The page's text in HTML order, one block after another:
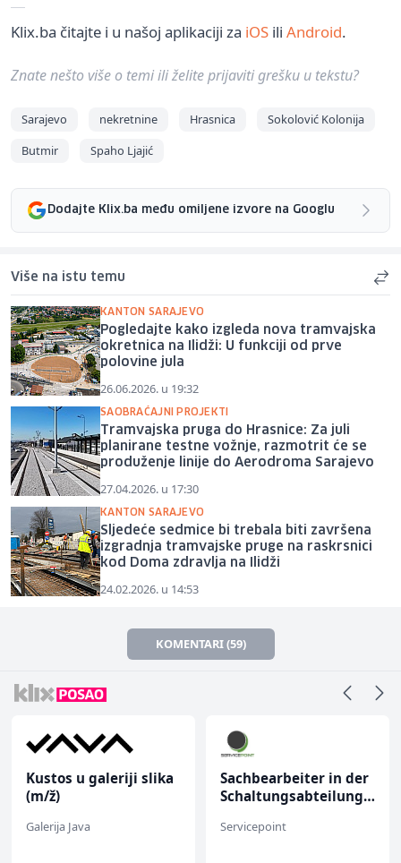
Klix.ba čitajte i u našoj aplikaciji za iOS ili Android.
Znate nešto više o temi ili želite prijaviti grešku u tekstu?
Sarajevo nekretnine Hrasnica
Sokolović Kolonija
Butmir
Spaho Ljajić
Dodajte Klix.ba među omiljene izvore na Googlu
Više na istu temu
KANTON SARAJEVO
Pogledajte kako izgleda nova tramvajska
okretnica na Ilidži: U funkciji od prve
polovine jula
26.06.2026. u 19:32
SAOBRAĆAJNI PROJEKTI
Tramvajska pruga do Hrasnice: Za juli
planirane testne vožnje, razmotrit će se
produženje linije do Aerodroma Sarajevo
27.04.2026. u 17:30
KANTON SARAJEVO
Sljedeće sedmice bi trebala biti završena
izgradnja tramvajske pruge na raskrsnici
kod Doma zdravlja na Ilidži
24.02.2026. u 14:53
KOMENTARI (59)
Kustos u galeriji slika
(m/ž)
Galerija Java
Sachbearbeiter in der
Schaltungsabteilung
Servicepoint